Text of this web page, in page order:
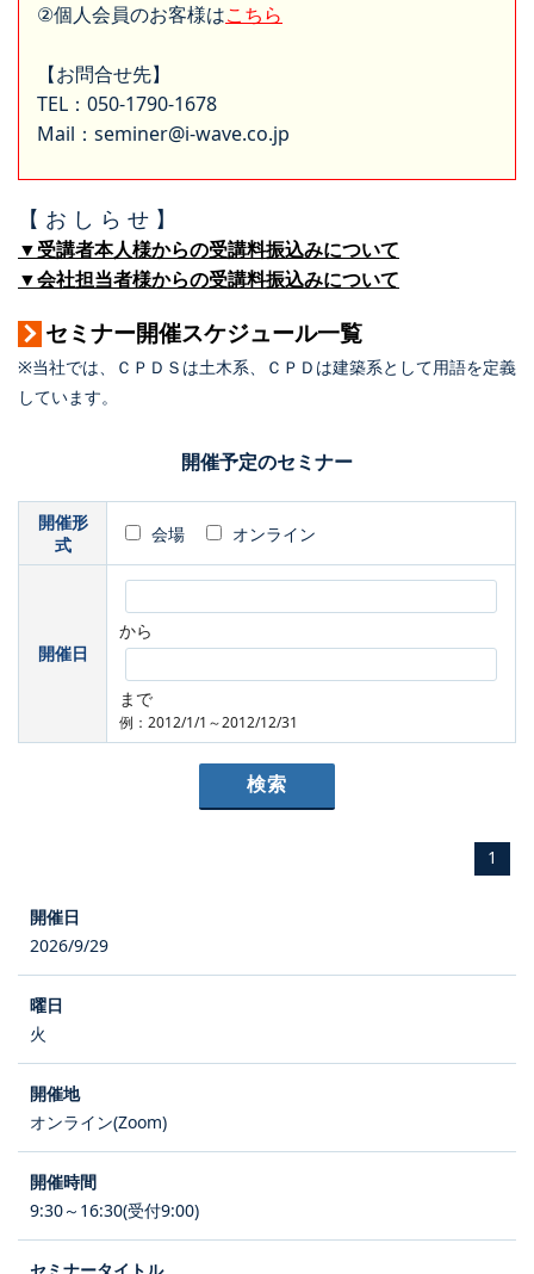
②個人会員のお客様はこちら
【お問合せ先】
TEL：050-1790-1678
Mail：seminer@i-wave.co.jp
【 お し ら せ 】
▼受講者本人様からの受講料振込みについて
▼会社担当者様からの受講料振込みについて
セミナー開催スケジュール一覧
※当社では、ＣＰＤＳは土木系、ＣＰＤは建築系として用語を定義
しています。
開催予定のセミナー
開催形
式
会場 オンライン
開催日
から
まで
例：2012/1/1～2012/12/31
1
2026/9/29
火
オンライン(Zoom)
9:30～16:30(受付9:00)